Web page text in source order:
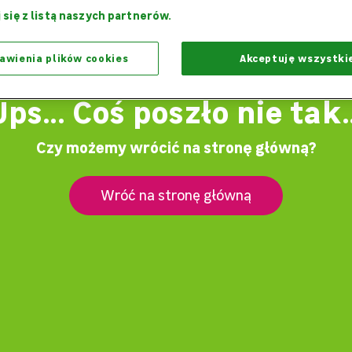
Coś poszło nie
Czy możemy wrócić na stronę główną?
Wróć na stronę główną
się z listą naszych partnerów.
plików cookies Akceptuję